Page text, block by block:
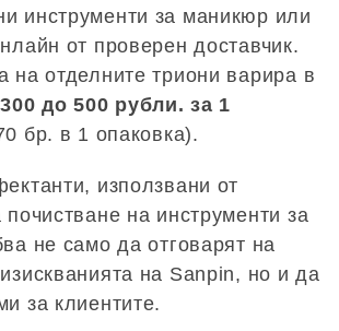
инструменти за маникюр или
от проверен доставчик.
на отделните триони варира в
до 500 рубли. за 1
бр. в 1 опаковка).
използвани от
почистване на инструменти за
не само да отговарят на
на Sanpin, но и да
за клиентите.